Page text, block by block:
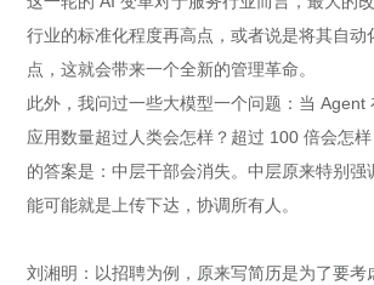
行业的标准化程度再高点，或者说是将其自动
点，这就会带来一个全新的管理革命。
此外，我问过一些大模型一个问题：当 Agent
应用数量超过人类会怎样？超过 100 倍会怎
的答案是：中层干部会消失。中层原来特别强
能可能就是上传下达，协调所有人。
刘湘明：以招聘为例，原来写简历是为了要考